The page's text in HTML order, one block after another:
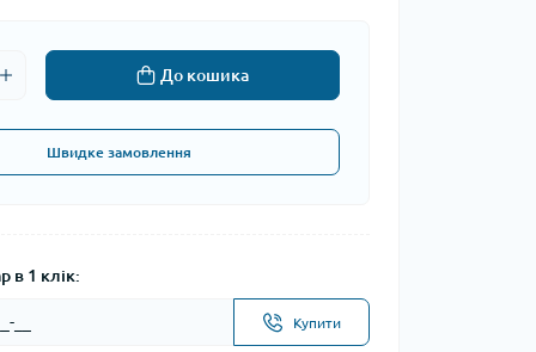
До кошика
Швидке замовлення
в 1 клік:
Купити